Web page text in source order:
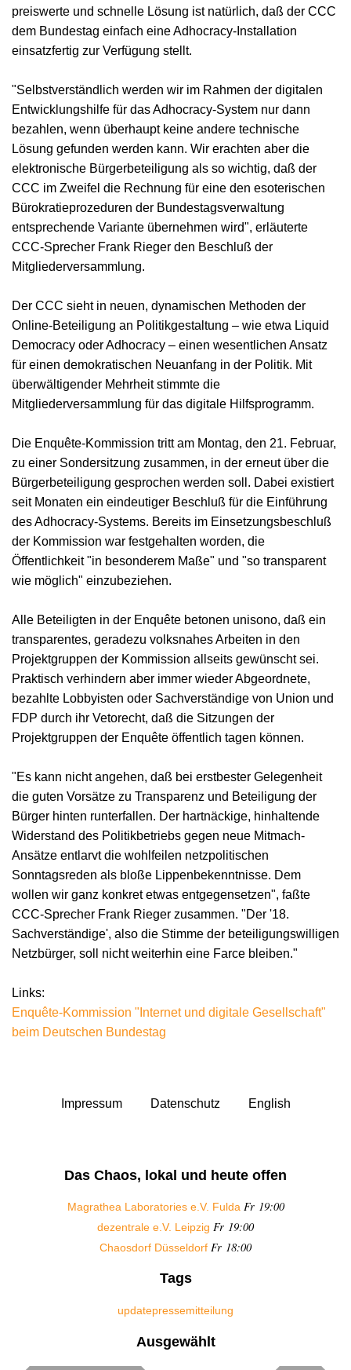
preiswerte und schnelle Lösung ist natürlich, daß der CCC
dem Bundestag einfach eine Adhocracy-Installation
einsatzfertig zur Verfügung stellt.
"Selbstverständlich werden wir im Rahmen der digitalen
Entwicklungshilfe für das Adhocracy-System nur dann
bezahlen, wenn überhaupt keine andere technische
Lösung gefunden werden kann. Wir erachten aber die
elektronische Bürgerbeteiligung als so wichtig, daß der
CCC im Zweifel die Rechnung für eine den esoterischen
Bürokratieprozeduren der Bundestagsverwaltung
entsprechende Variante übernehmen wird", erläuterte
CCC-Sprecher Frank Rieger den Beschluß der
Mitgliederversammlung.
Der CCC sieht in neuen, dynamischen Methoden der
Online-Beteiligung an Politikgestaltung – wie etwa Liquid
Democracy oder Adhocracy – einen wesentlichen Ansatz
für einen demokratischen Neuanfang in der Politik. Mit
überwältigender Mehrheit stimmte die
Mitgliederversammlung für das digitale Hilfsprogramm.
Die Enquête-Kommission tritt am Montag, den 21. Februar,
zu einer Sondersitzung zusammen, in der erneut über die
Bürgerbeteiligung gesprochen werden soll. Dabei existiert
seit Monaten ein eindeutiger Beschluß für die Einführung
des Adhocracy-Systems. Bereits im Einsetzungsbeschluß
der Kommission war festgehalten worden, die
Öffentlichkeit "in besonderem Maße" und "so transparent
wie möglich" einzubeziehen.
Alle Beteiligten in der Enquête betonen unisono, daß ein
transparentes, geradezu volksnahes Arbeiten in den
Projektgruppen der Kommission allseits gewünscht sei.
Praktisch verhindern aber immer wieder Abgeordnete,
bezahlte Lobbyisten oder Sachverständige von Union und
FDP durch ihr Vetorecht, daß die Sitzungen der
Projektgruppen der Enquête öffentlich tagen können.
"Es kann nicht angehen, daß bei erstbester Gelegenheit
die guten Vorsätze zu Transparenz und Beteiligung der
Bürger hinten runterfallen. Der hartnäckige, hinhaltende
Widerstand des Politikbetriebs gegen neue Mitmach-
Ansätze entlarvt die wohlfeilen netzpolitischen
Sonntagsreden als bloße Lippenbekenntnisse. Dem
wollen wir ganz konkret etwas entgegensetzen", faßte
CCC-Sprecher Frank Rieger zusammen. "Der '18.
Sachverständige', also die Stimme der beteiligungswilligen
Netzbürger, soll nicht weiterhin eine Farce bleiben."
Links:
Enquête-Kommission "Internet und digitale Gesellschaft"
beim Deutschen Bundestag
Impressum Datenschutz English
Das Chaos, lokal und heute offen
Magrathea Laboratories e.V. Fulda Fr 19:00
dezentrale e.V. Leipzig Fr 19:00
Chaosdorf Düsseldorf Fr 18:00
Tags
updatepressemitteilung
Ausgewählt